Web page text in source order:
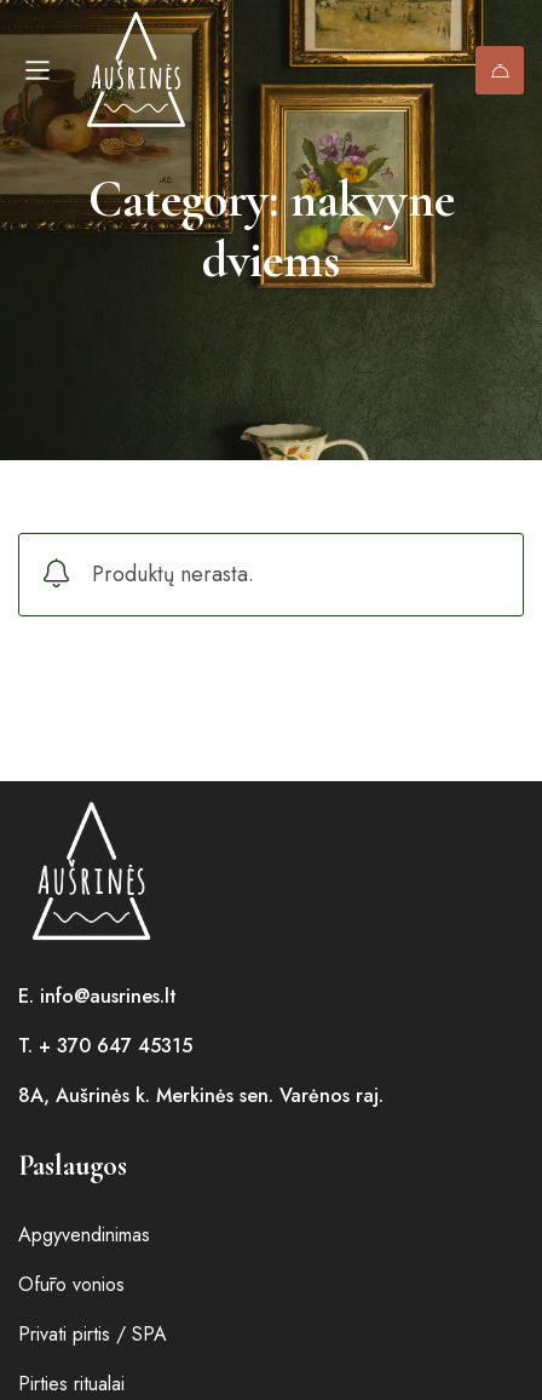
Category: nakvyne
dviems
Produktų nerasta.
E. info@ausrines.lt
T. + 370 647 45315
8A, Aušrinės k. Merkinės sen. Varėnos raj.
Paslaugos
Apgyvendinimas
Ofūro vonios
Privati pirtis / SPA
Pirties ritualai